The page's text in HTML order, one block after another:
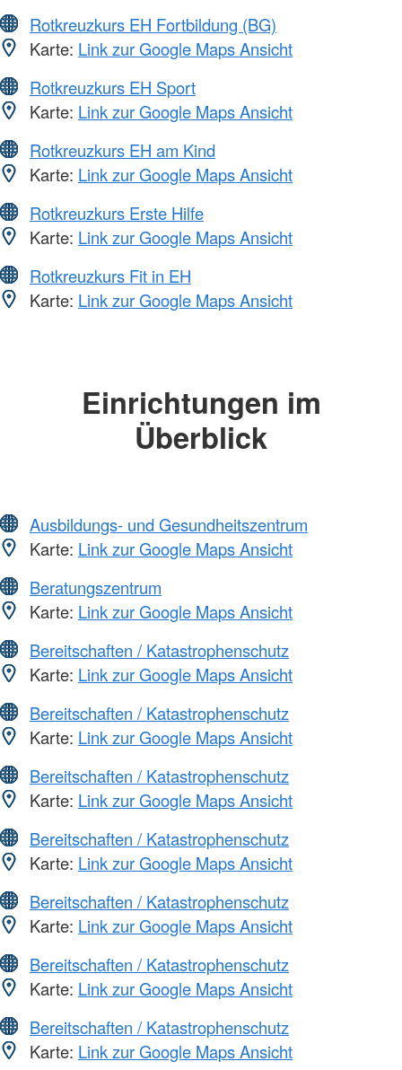
Rotkreuzkurs EH Fortbildung (BG)
Karte: Link zur Google Maps Ansicht
Rotkreuzkurs EH Sport
Karte: Link zur Google Maps Ansicht
Rotkreuzkurs EH am Kind
Karte: Link zur Google Maps Ansicht
Rotkreuzkurs Erste Hilfe
Karte: Link zur Google Maps Ansicht
Rotkreuzkurs Fit in EH
Karte: Link zur Google Maps Ansicht
Einrichtungen im
Überblick
Ausbildungs- und Gesundheitszentrum
Karte: Link zur Google Maps Ansicht
Beratungszentrum
Karte: Link zur Google Maps Ansicht
Bereitschaften / Katastrophenschutz
Karte: Link zur Google Maps Ansicht
Bereitschaften / Katastrophenschutz
Karte: Link zur Google Maps Ansicht
Bereitschaften / Katastrophenschutz
Karte: Link zur Google Maps Ansicht
Bereitschaften / Katastrophenschutz
Karte: Link zur Google Maps Ansicht
Bereitschaften / Katastrophenschutz
Karte: Link zur Google Maps Ansicht
Bereitschaften / Katastrophenschutz
Karte: Link zur Google Maps Ansicht
Bereitschaften / Katastrophenschutz
Karte: Link zur Google Maps Ansicht